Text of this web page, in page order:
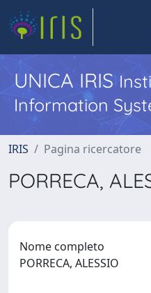
UNICA IRIS
Information
IRIS Pagina ricercatore
PORRECA,
Nome completo
PORRECA, ALESSIO